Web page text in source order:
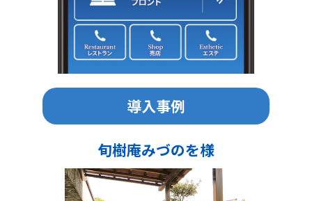
導入事例
旬樹庵みづのを様